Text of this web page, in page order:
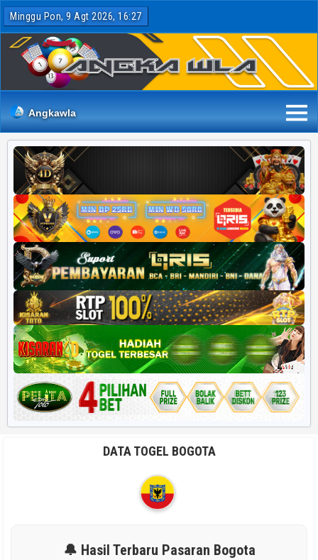
Minggu Pon, 9 Agt 2026, 16:27
Angkawla
DATA TOGEL BOGOTA
🔔 Hasil Terbaru Pasaran Bogota